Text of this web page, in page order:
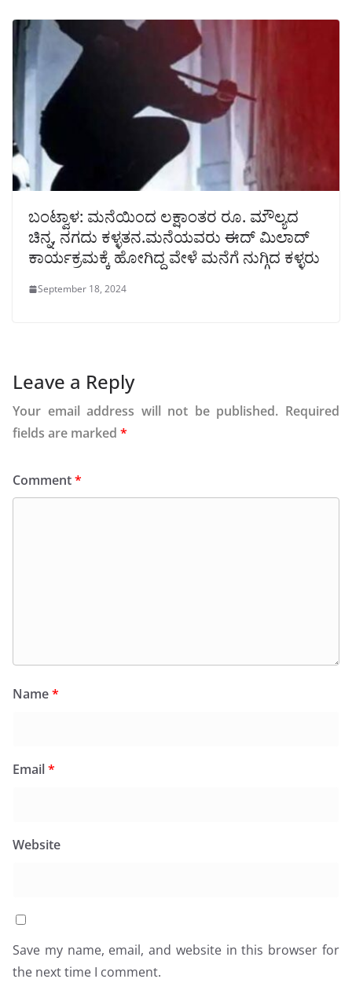
ಬಂಟ್ವಾಳ: ಮನೆಯಿಂದ ಲಕ್ಷಾಂತರ ರೂ. ಮೌಲ್ಯದ
ಚಿನ್ನ, ನಗದು ಕಳ್ಳತನ.ಮನೆಯವರು ಈದ್ ಮಿಲಾದ್
ಕಾರ್ಯಕ್ರಮಕ್ಕೆ ಹೋಗಿದ್ದ ವೇಳೆ ಮನೆಗೆ ನುಗ್ಗಿದ ಕಳ್ಳರು
September 18, 2024
Leave a Reply
Your email address will not be published. Required
fields are marked *
Comment*
Name*
Email*
Website
Save my name, email, and website in this browser for
the next time I comment.